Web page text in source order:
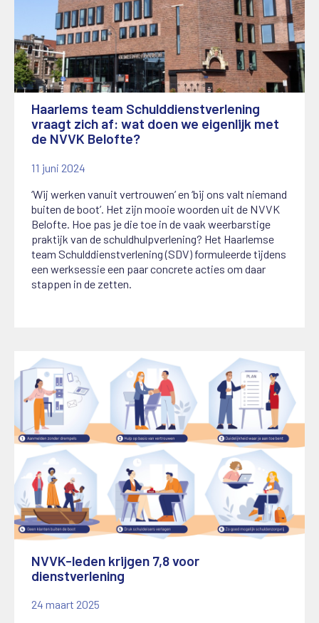
Haarlems team Schulddienstverlening
vraagt zich af: wat doen we eigenlijk met
de NVVK Belofte?
11 juni 2024
‘Wij werken vanuit vertrouwen’ en ‘bij ons valt niemand
buiten de boot’. Het zijn mooie woorden uit de NVVK
Belofte. Hoe pas je die toe in de vaak weerbarstige
praktijk van de schuldhulpverlening? Het Haarlemse
team Schulddienstverlening (SDV) formuleerde tijdens
een werksessie een paar concrete acties om daar
stappen in de zetten.
NVVK-leden krijgen 7,8 voor
dienstverlening
24 maart 2025